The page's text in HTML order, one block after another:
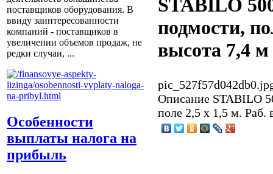
поставщиков оборудования. В
ввиду заинтересованности
компаний - поставщиков в
увеличении объемов продаж, не
редки случаи, ...
Особенности
выплаты налога на
прибыль
STABILO
подмости,
высота 7,4 м
Описание STABILO
поле 2,5 х 1,5 м. Раб.